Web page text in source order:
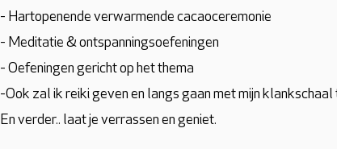
- Hartopenende verwarmende cacaoceremonie
- Meditatie & ontspanningsoefeningen
- Oefeningen gericht op het thema
-Ook zal ik reiki geven en langs gaan met mijn klankschaal
En verder.. laat je verrassen en geniet.